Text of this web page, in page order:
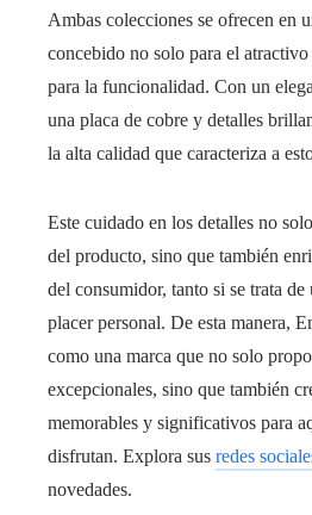
Ambas colecciones se ofrecen en
concebido no solo para el
para la funcionalidad. Con un
una placa de cobre y detalles
la alta calidad que caracteriza a
Este cuidado en los detalles no
del producto, sino que también
del consumidor, tanto si se trata
placer personal. De esta manera,
como una marca que no solo
excepcionales, sino que también
memorables y significativos para
disfrutan. Explora sus redes
novedades.